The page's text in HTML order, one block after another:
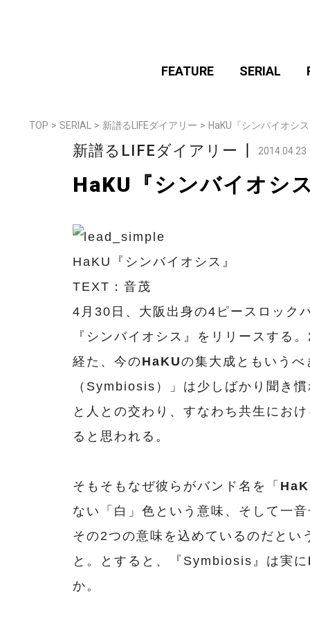
FEATURE SERIAL
TOP > SERIAL > 新譜るLIFEダイアリー > HaKU『シンバイオシ
新譜るLIFEダイアリー 2014.04.23
HaKU『シンバイオシ
HaKU『シンバイオシス』
TEXT：音茂
4月30日、大阪出身の4ピースロック
『シンバイオシス』をリリースする
経た、今のHaKUの集大成ともいう
（Symbiosis）」は少しばかり聞き
と人との交わり、すなわち共生にお
ると思われる。
そもそもなぜ彼らがバンド名を「
ない「白」色という意味、そして一
その2つの意味を込めているのだとい
と。とすると、『Symbiosis』は実に
か。